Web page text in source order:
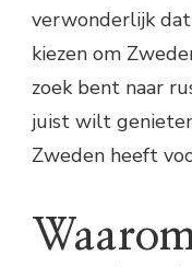
verwonderlijk
kiezen om
zoek bent naar
juist wilt
Zweden heeft